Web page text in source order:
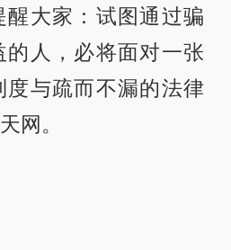
大家：试图通过骗
人，必将面对一张
度与疏而不漏的法律
网。